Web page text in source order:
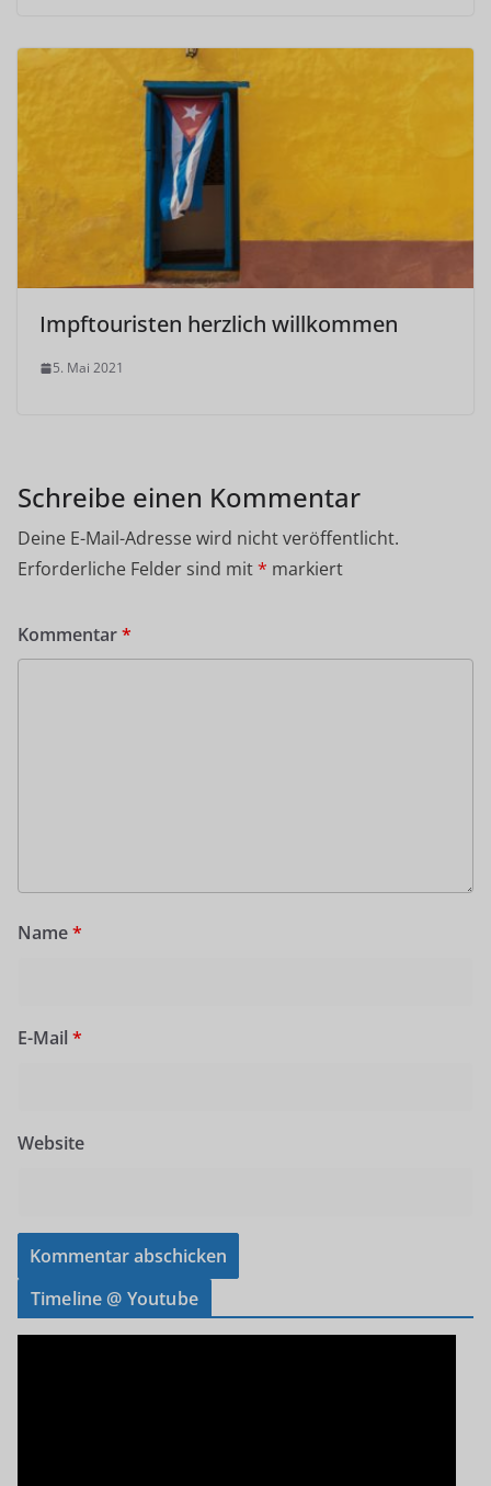
Impftouristen herzlich willkommen
5. Mai 2021
Schreibe einen Kommentar
Deine E-Mail-Adresse wird nicht veröffentlicht.
Erforderliche Felder sind mit* markiert
Kommentar*
Name*
E-Mail *
Website
Timeline @ Youtube